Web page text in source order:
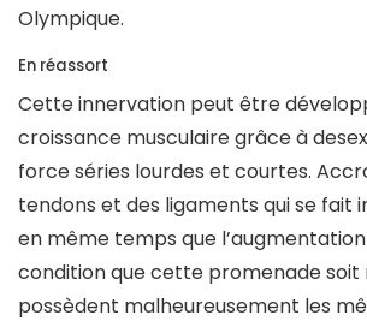
Olympique.
En réassort
Cette innervation peut être
croissance musculaire grâce à
force séries lourdes et courtes.
tendons et des ligaments qui se fait
en même temps que
condition que cette promenade soit
possèdent malheureusement les